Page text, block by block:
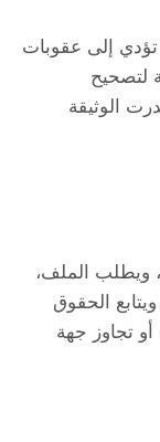
تؤدي إلى عقوبات
لتصحيح
الوثيقة
ويطلب الملف،
الحقوق
أو تجاوز جهة